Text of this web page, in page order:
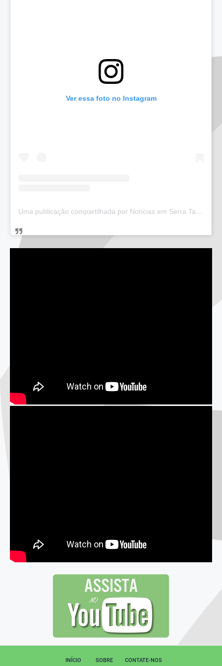
Ver essa foto no Instagram
Uma publicação compartilhada por Notícias em Serra Talhada (@bloglucianarego)
INÍCIO SOBRE CONTATE-NOS